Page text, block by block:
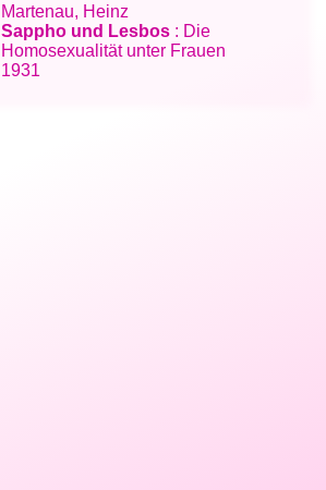
Martenau, Heinz
Sappho und Lesbos : Die
Homosexualität unter Frauen
1931